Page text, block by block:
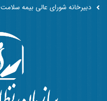
دبیرخانه شورای عالی بیمه سلامت